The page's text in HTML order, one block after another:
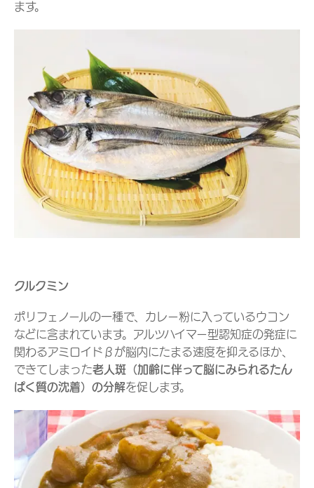
ます。
クルクミン
ポリフェノールの一種で、カレー粉に入っているウコン
などに含まれています。アルツハイマー型認知症の発症に
関わるアミロイドβが脳内にたまる速度を抑えるほか、
できてしまった老人斑（加齢に伴って脳にみられるたん
ぱく質の沈着）の分解を促します。